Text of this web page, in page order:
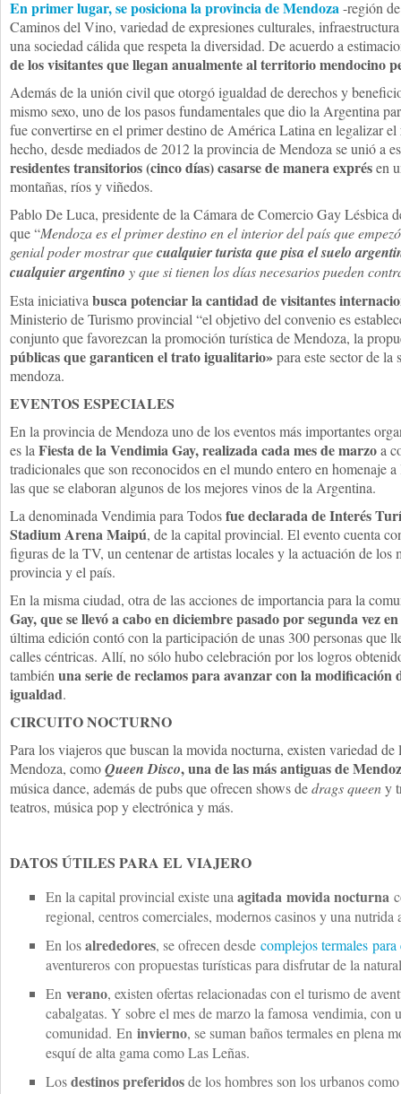
En primer lugar, se posiciona la provincia de Mendoza-región
Caminos del Vino, variedad de expresiones culturales,
una sociedad cálida que respeta la diversidad. De acuerdo a
de los visitantes que llegan anualmente al territorio mendocino
Además de la unión civil que otorgó igualdad de derechos y
mismo sexo, uno de los pasos fundamentales que dio la Argentina
fue convertirse en el primer destino de América Latina en legalizar el
hecho, desde mediados de 2012 la provincia de Mendoza se unió a
residentes transitorios (cinco días) casarse de manera exprésen
montañas, ríos y viñedos.
Pablo De Luca, presidente de la Cámara de Comercio Gay Lésbica
que “Mendoza es el primer destino en el interior del país que
genial poder mostrar quecualquier turista que pisa el suelo
cualquier argentino y que si tienen los días necesarios pueden
Esta iniciativa busca potenciar la cantidad de visitantes
Ministerio de Turismo provincial “el objetivo del convenio es
conjunto que favorezcan la promoción turística de Mendoza, la
públicas que garanticen el trato igualitario»para este sector de
mendoza.
EVENTOS ESPECIALES
En la provincia de Mendoza uno de los eventos más importantes
es la Fiesta de la Vendimia Gay, realizada cada mes de marzoa
tradicionales que son reconocidos en el mundo entero en homenaje a
las que se elaboran algunos de los mejores vinos de la Argentina.
La denominada Vendimia para Todosfue declarada de Interés
Stadium Arena Maipú, de la capital provincial. El evento cuenta
figuras de la TV, un centenar de artistas locales y la actuación de los
provincia y el país.
En la misma ciudad, otra de las acciones de importancia para la
Gay, que se llevó a cabo en diciembre pasado por segunda vez
última edición contó con la participación de unas 300 personas que
calles céntricas. Allí, no sólo hubo celebración por los logros
también una serie de reclamos para avanzar con la modificación
igualdad.
CIRCUITO NOCTURNO
Para los viajeros que buscan la movida nocturna, existen variedad
Mendoza, comoQueen Disco, una de las más antiguas de
música dance, además de pubs que ofrecen shows dedrags queeny
teatros, música pop y electrónica y más.
DATOS ÚTILES PARA EL VIAJERO
En la capital provincial existe una agitada movida nocturna
regional, centros comerciales, modernos casinos y una nutrida
En losalrededores, se ofrecen desde complejos termales
aventureros con propuestas turísticas para disfrutar de la
En verano, existen ofertas relacionadas con el turismo de
cabalgatas. Y sobre el mes de marzo la famosa vendimia, con
comunidad. En invierno, se suman baños termales en plena
esquí de alta gama como Las Leñas.
Losdestinos preferidosde los hombres son los urbanos